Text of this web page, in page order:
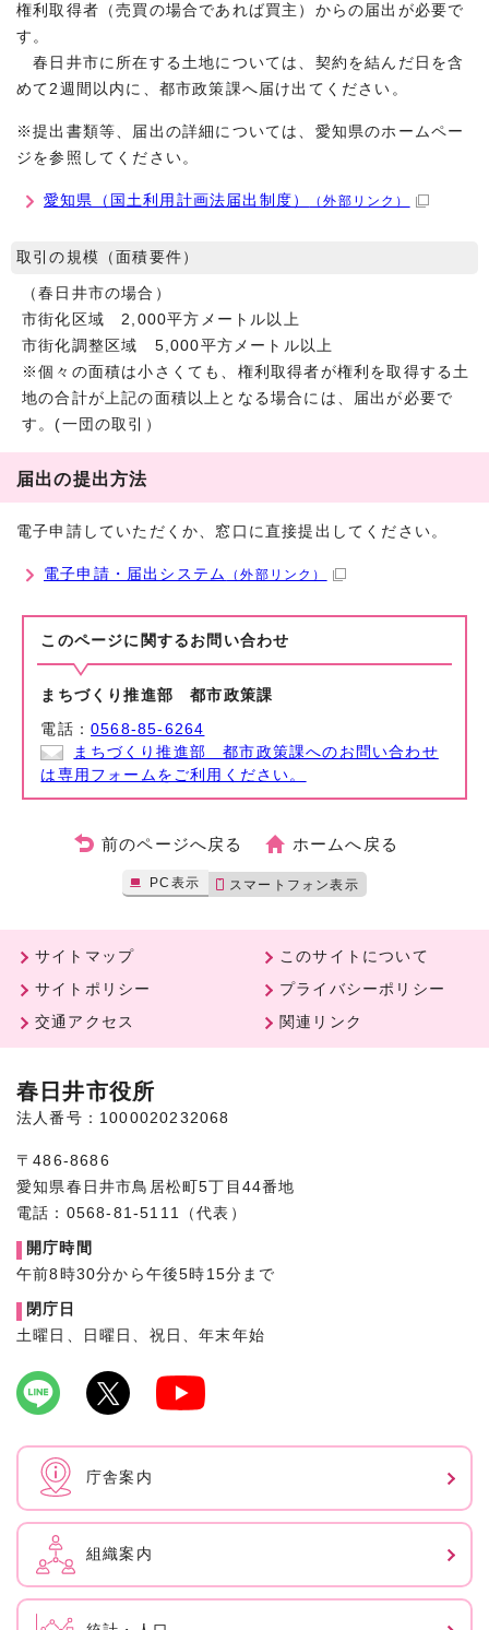
権利取得者（売買の場合であれば買主）からの届出が必要で
す。
春日井市に所在する土地については、契約を結んだ日を含
めて2週間以内に、都市政策課へ届け出てください。
※提出書類等、届出の詳細については、愛知県のホームペー
ジを参照してください。
愛知県（国土利用計画法届出制度） （外部リンク）
取引の規模（面積要件）
（春日井市の場合）
市街化区域 2,000平方メートル以上
市街化調整区域 5,000平方メートル以上
※個々の面積は小さくても、権利取得者が権利を取得する土
地の合計が上記の面積以上となる場合には、届出が必要で
す。(一団の取引）
届出の提出方法
電子申請していただくか、窓口に直接提出してください。
電子申請・届出システム （外部リンク）
このページに関する お問い合わせ
まちづくり推進部 都市政策課
電話：0568-85-6264
まちづくり推進部 都市政策課へのお問い合わせ
は専用フォームをご利用ください。
前のページへ戻る ホームへ戻る
PC表示 スマートフォン表示
サイトマップ
このサイトについて
サイトポリシー
プライバシーポリシー
交通アクセス
関連リンク
春日井市役所
法人番号：1000020232068
〒486-8686
愛知県春日井市鳥居松町5丁目44番地
電話：0568-81-5111（代表）
開庁時間
午前8時30分から午後5時15分まで
閉庁日
土曜日、日曜日、祝日、年末年始
庁舎案内
組織案内